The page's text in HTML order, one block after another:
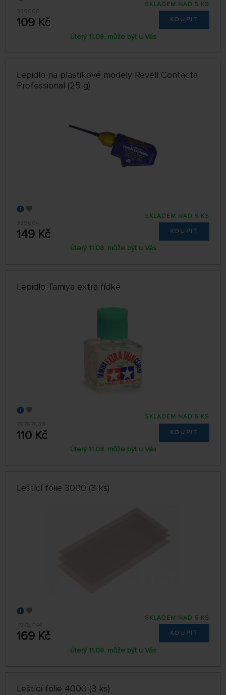
339608
109 Kč
SKLADEM NAD 5 KS
KOUPIT
Úterý 11.08. může být u Vás
Lepidlo na plastikové modely Revell Contacta
Professional (25 g)
339604
149 Kč
SKLADEM NAD 5 KS
KOUPIT
Úterý 11.08. může být u Vás
Lepidlo Tamiya extra řídké
79787038
110 Kč
SKLADEM NAD 5 KS
KOUPIT
Úterý 11.08. může být u Vás
Leštící fólie 3000 (3 ks)
79787144
169 Kč
SKLADEM NAD 5 KS
KOUPIT
Úterý 11.08. může být u Vás
Leštící fólie 4000 (3 ks)